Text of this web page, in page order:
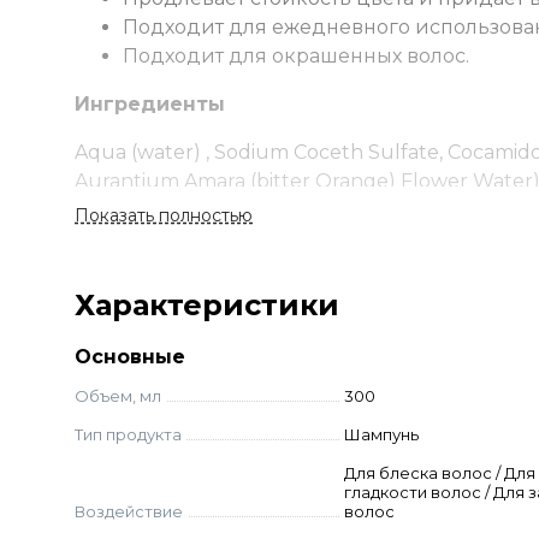
Подходит для ежедневного
Подходит для окрашенных волос.
Ингредиенты
Aqua (water) , Sodium Coceth Sulfate,
Aurantium Amara (bitter Orange) Flower
Seed Oil , Punica Granatum Bark Extract,
Polyquaternium-10, Sodium Chloride, Citric
(fragrance), Sodium Benzoate, Lecithin,
Показать полностью
Характеристики
Основные
Объем, мл
300
Тип продукта
Шампунь
Воздействие
Для блеска волос / Для
гладкости волос / Для
волос